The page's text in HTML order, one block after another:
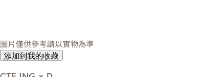
圖片僅供參考請以實物為準
添加到我的收藏